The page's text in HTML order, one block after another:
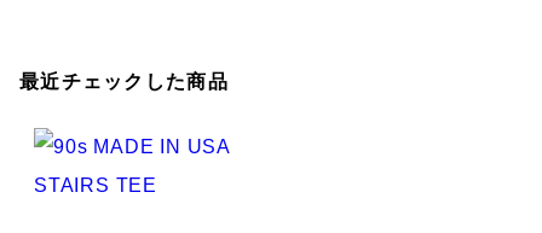
最近チェックした商品